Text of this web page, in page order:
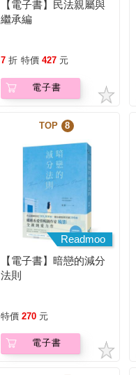
【電子書】民法親屬與
繼承編
7 折 特價 427 元
電子書
TOP 8
Readmoo
【電子書】暗戀的減分
法則
特價 270 元
電子書